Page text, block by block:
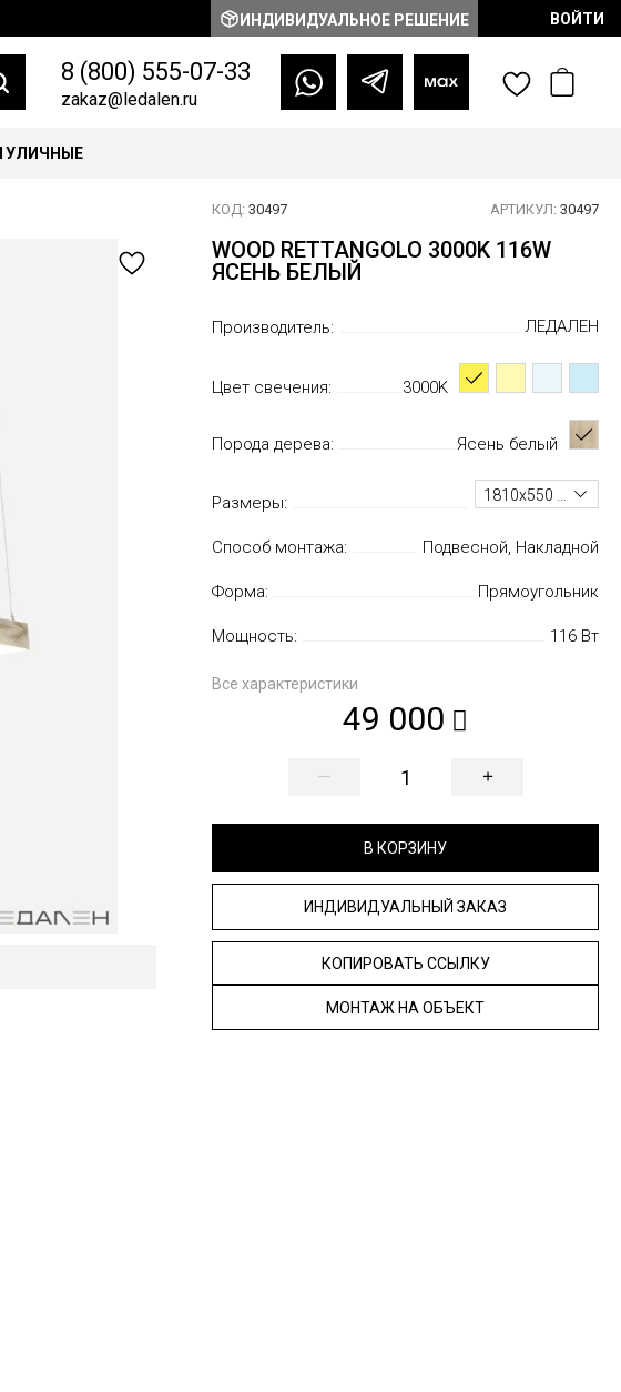
ИНДИВИДУАЛЬНОЕ РЕШЕНИЕ ВОЙТИ
8 (800) 555-07-33
zakaz@ledalen.ru
УЛИЧНЫЕ
КОД: 30497 АРТИКУЛ: 30497
WOOD RETTANGOLO 3000K 116W
ЯСЕНЬ БЕЛЫЙ
Производитель: ЛЕДАЛЕН
Цвет свечения: 3000K
Порода дерева: Ясень белый
Размеры: 1810х550 мм
Способ монтажа: Подвесной, Накладной
Форма: Прямоугольник
Мощность: 116 Вт
Все характеристики
49 000
— +
В КОРЗИНУ
ИНДИВИДУАЛЬНЫЙ ЗАКАЗ
КОПИРОВАТЬ ССЫЛКУ
МОНТАЖ НА ОБЪЕКТ